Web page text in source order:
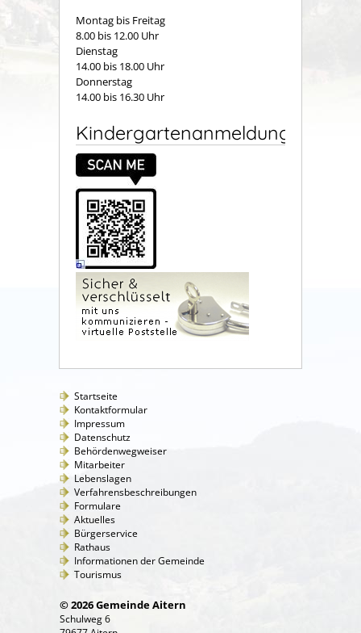
Montag bis Freitag
8.00 bis 12.00 Uhr
Dienstag
14.00 bis 18.00 Uhr
Donnerstag
14.00 bis 16.30 Uhr
Kindergartenanmeldung
Startseite
Kontaktformular
Impressum
Datenschutz
Behördenwegweiser
Mitarbeiter
Lebenslagen
Verfahrensbeschreibungen
Formulare
Aktuelles
Bürgerservice
Rathaus
Informationen der Gemeinde
Tourismus
© 2026 Gemeinde Aitern
Schulweg 6